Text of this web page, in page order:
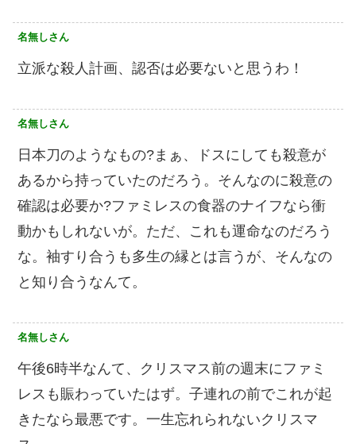
名無しさん
立派な殺人計画、認否は必要ないと思うわ！
名無しさん
日本刀のようなもの?まぁ、ドスにしても殺意が
あるから持っていたのだろう。そんなのに殺意の
確認は必要か?ファミレスの食器のナイフなら衝
動かもしれないが。ただ、これも運命なのだろう
な。袖すり合うも多生の縁とは言うが、そんなの
と知り合うなんて。
名無しさん
午後6時半なんて、クリスマス前の週末にファミ
レスも賑わっていたはず。子連れの前でこれが起
きたなら最悪です。一生忘れられないクリスマ